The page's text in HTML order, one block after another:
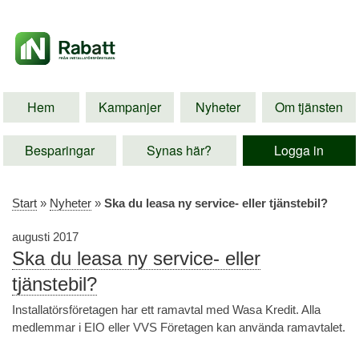
Hem Kampanjer Nyheter Om tjänsten
Besparingar Synas här? Logga in
Start » Nyheter » Ska du leasa ny service- eller tjänstebil?
augusti 2017
Ska du leasa ny service- eller
tjänstebil?
Installatörsföretagen har ett ramavtal med Wasa Kredit. Alla
medlemmar i EIO eller VVS Företagen kan använda ramavtalet.